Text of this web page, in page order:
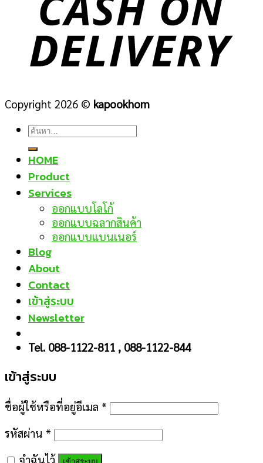
Copyright 2026 © kapookhom
ค้นหา:
HOME
Product
Services
ออกแบบโลโก้
ออกแบบฉลากสินค้า
ออกแบบแบนเนอร์
Blog
About
Contact
เข้าสู่ระบบ
Newsletter
Tel. 088-1122-811 , 088-1122-844
เข้าสู่ระบบ
ชื่อผู้ใช้หรือที่อยู่อีเมล *
รหัสผ่าน *
จำฉันไว้